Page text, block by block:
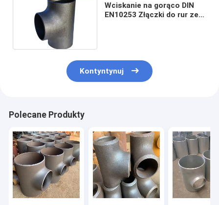
Wciskanie na gorąco DIN
EN10253 Złączki do rur ze
Kontyntynuj
Polecane Produkty